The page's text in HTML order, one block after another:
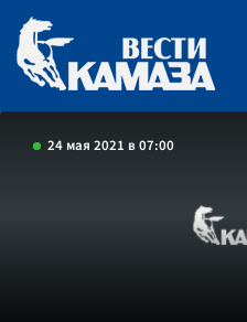
24 мая 2021 в 07:00